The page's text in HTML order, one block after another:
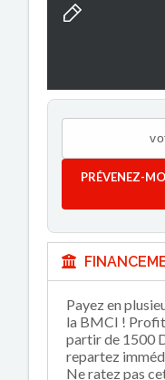
PRÉVENEZ-
Payez en
la BMCI !
partir de 1500
repartez
Ne ratez pas